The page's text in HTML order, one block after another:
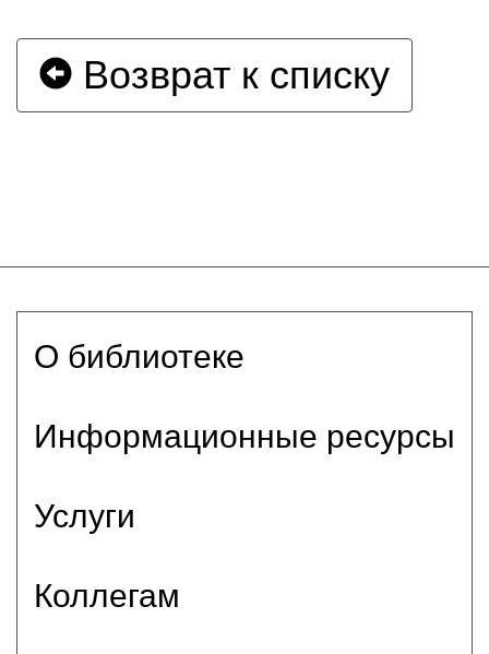
Возврат к списку
О библиотеке
Информационные ресурсы
Услуги
Коллегам